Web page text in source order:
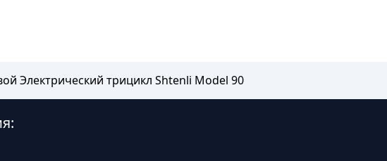
Электрический трицикл Shtenli Model 90